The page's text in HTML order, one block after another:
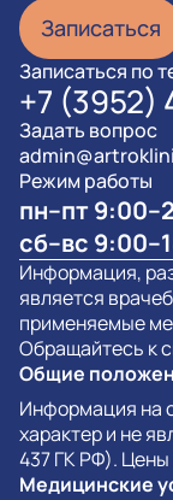
Записаться
Записаться по
+7 (3952)
Задать вопрос
Режим работы
пн–пт
сб–вс
Информация,
является
применяемые
Обращайтесь к
Общие
Информация на
характер и не
437 ГК РФ). Цены
Медицинские